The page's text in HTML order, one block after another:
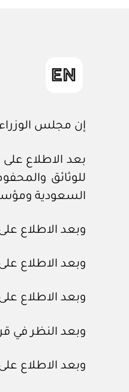
إن مجلس
السعودية
وبعد الاطلاع
وبعد الاطلاع على قرار
وبعد الاطلاع على المذكرة رقم (٥٨٥) وتاريخ ٧-٨-
وبعد النظر في قرار مجلس
وبعد الاطلاع على